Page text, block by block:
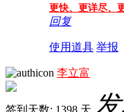
更快、更详尽、
回复
使用道具 举报
李立富
签到天数: 1398 天